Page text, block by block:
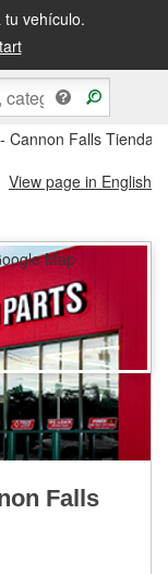
vehículo.
en la tienda
Cannon Falls Tienda
View page in English
Falls